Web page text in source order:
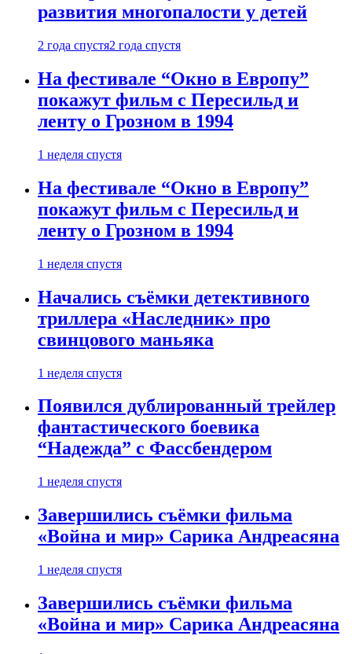
развития многопалости у детей
2 года спустя2 года спустя
На фестивале “Окно в Европу”
покажут фильм с Пересильд и
ленту о Грозном в 1994
1 неделя спустя
На фестивале “Окно в Европу”
покажут фильм с Пересильд и
ленту о Грозном в 1994
1 неделя спустя
Начались съёмки детективного
триллера «Наследник» про
свинцового маньяка
1 неделя спустя
Появился дублированный трейлер
фантастического боевика
“Надежда” с Фассбендером
1 неделя спустя
Завершились съёмки фильма
«Война и мир» Сарика Андреасяна
1 неделя спустя
Завершились съёмки фильма
«Война и мир» Сарика Андреасяна